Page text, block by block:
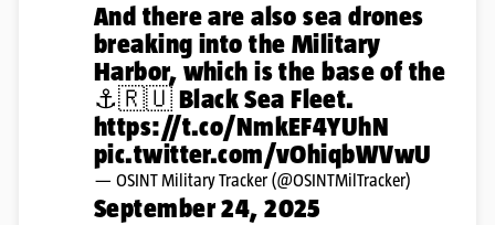
And there are also sea drones
breaking into the Military
Harbor, which is the base of the
⚓🇷🇺 Black Sea Fleet.
https://t.co/NmkEF4YUhN
pic.twitter.com/vOhiqbWVwU
— OSINT Military Tracker (@OSINTMilTracker)
September 24, 2025